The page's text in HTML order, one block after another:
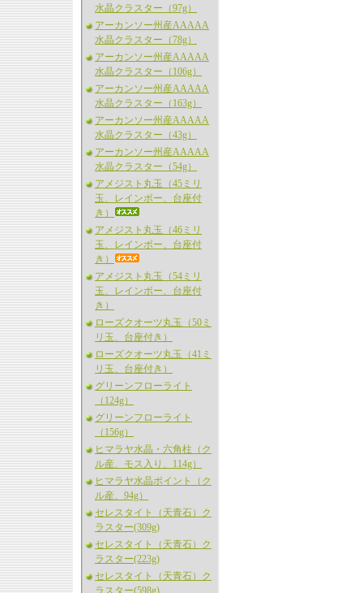
水晶クラスター（97g）
アーカンソー州産AAAAA
水晶クラスター（78g）
アーカンソー州産AAAAA
水晶クラスター（106g）
アーカンソー州産AAAAA
水晶クラスター（163g）
アーカンソー州産AAAAA
水晶クラスター（43g）
アーカンソー州産AAAAA
水晶クラスター（54g）
アメジスト丸玉（45ミリ
玉、レインボー、台座付
き）
アメジスト丸玉（46ミリ
玉、レインボー、台座付
き）
アメジスト丸玉（54ミリ
玉、レインボー、台座付
き）
ローズクオーツ丸玉（50ミ
リ玉、台座付き）
ローズクオーツ丸玉（41ミ
リ玉、台座付き）
グリーンフローライト
（124g）
グリーンフローライト
（156g）
ヒマラヤ水晶・六角柱（ク
ル産、モス入り、114g）
ヒマラヤ水晶ポイント（ク
ル産、94g）
セレスタイト（天青石）ク
ラスター(309g)
セレスタイト（天青石）ク
ラスター(223g)
セレスタイト（天青石）ク
ラスター(598g)